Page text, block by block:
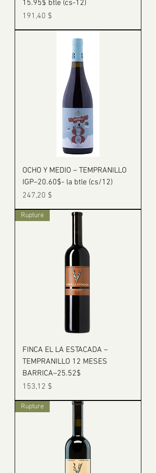
15.95$ btle (cs-12)
Prix
191,40 $
OCHO Y MEDIO – TEMPRANILLO
IGP–20.60$- la btle (cs/12)
Prix
247,20 $
Rupture
FINCA EL LA ESTACADA –
TEMPRANILLO 12 MESES
BARRICA–25.52$
Prix
153,12 $
Rupture